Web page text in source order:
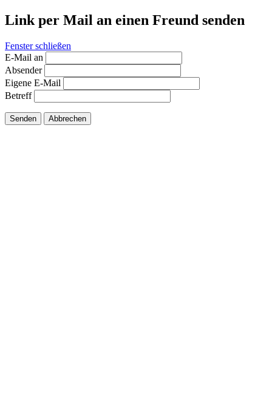
Link per Mail an einen Freund senden
Fenster schließen
E-Mail an
Absender
Eigene E-Mail
Betreff
Senden Abbrechen